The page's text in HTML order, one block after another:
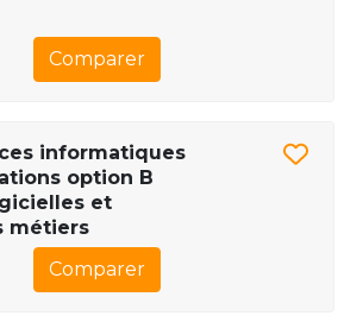
Comparer
informatiques
option B
et
métiers
Comparer